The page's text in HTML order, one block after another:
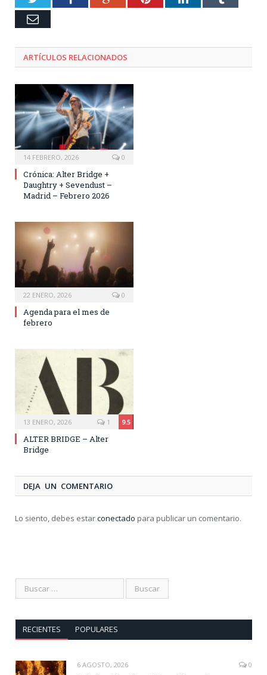
Email
ARTÍCULOS RELACIONADOS
14 FEBRERO, 2026 0
Crónica: Alter Bridge +
Daughtry + Sevendust –
Madrid – Febrero 2026
22 ENERO, 2026 0
Agenda para el mes de
febrero
13 ENERO, 2026 9.5
1
ALTER BRIDGE – Alter
Bridge
DEJA UN COMENTARIO
Lo siento, debes estarconectado para publicar un comentario.
RECIENTES POPULARES
6 AGOSTO, 2026 0